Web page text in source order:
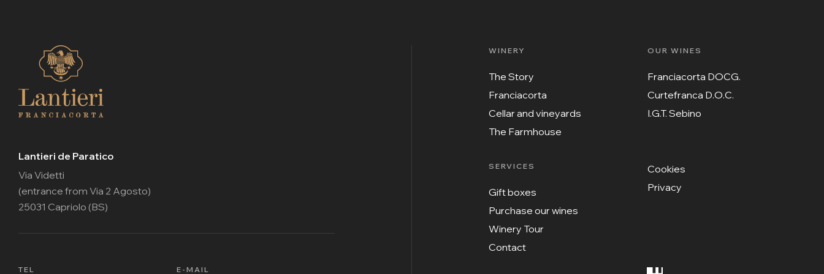
Lantieri de Paratico
Via Videtti
(entrance from Via 2 Agosto)
25031 Capriolo (BS)
TEL E-MAIL
WINERY
The Story
Franciacorta
Cellar and vineyards
The Farmhouse
OUR WINES
Franciacorta DOCG.
Curtefranca D.O.C.
I.G.T. Sebino
SERVICES
Gift boxes
Purchase our wines
Winery Tour
Contact
Cookies
Privacy